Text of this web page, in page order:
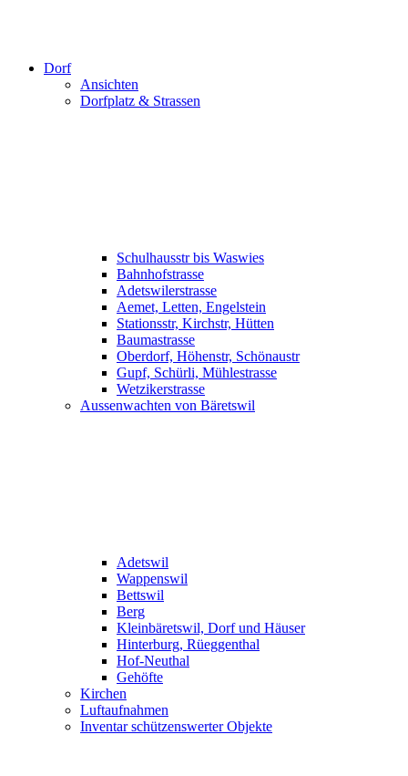
Dorf
Ansichten
Dorfplatz & Strassen
Schulhausstr bis Waswies
Bahnhofstrasse
Adetswilerstrasse
Aemet, Letten, Engelstein
Stationsstr, Kirchstr, Hütten
Baumastrasse
Oberdorf, Höhenstr, Schönaustr
Gupf, Schürli, Mühlestrasse
Wetzikerstrasse
Aussenwachten von Bäretswil
Adetswil
Wappenswil
Bettswil
Berg
Kleinbäretswil, Dorf und Häuser
Hinterburg, Rüeggenthal
Hof-Neuthal
Gehöfte
Kirchen
Luftaufnahmen
Inventar schützenswerter Objekte